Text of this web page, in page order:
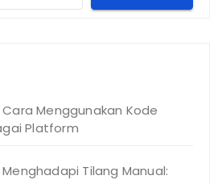
Menggunakan Kode
Platform
Tilang Manual: